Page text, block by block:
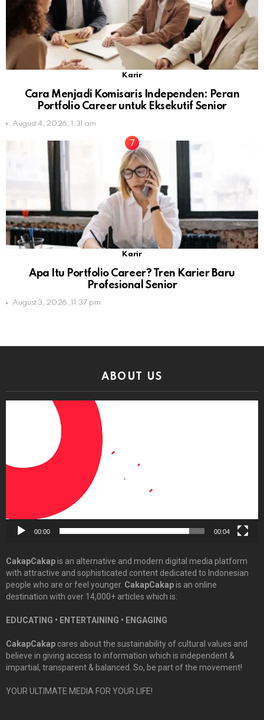
Karir
Cara Menjadi Komisaris Independen: Peran
Portfolio Career untuk Eksekutif Senior
August 4, 2026, 1:31 am
Karir
Apa Itu Portfolio Career? Tren Karier Baru
Profesional Senior
August 3, 2026, 11:37 pm
ABOUT US
00:00 00:04
CakapCakapis an alternative and modern digital media platform
with attractive and sophisticated content dedicated to Indonesian
people who are or feel younger. CakapCakapis an online
destination with over 14,000+ articles which is:
EDUCATING • ENTERTAINING • ENGAGING
CakapCakap cares about the sustainability of cultural values and
believe in giving access to information which is independent &
impartial, transparent & balanced. So, be part of the movement!
YOUR ULTIMATE MEDIA FOR YOUR LIFE!